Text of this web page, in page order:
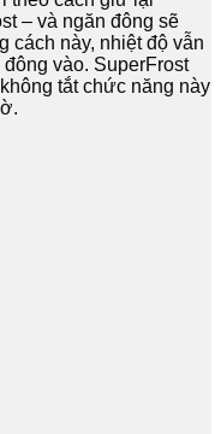
– và ngăn đông sẽ
cách này, nhiệt độ vẫn
vào. SuperFrost
tắt chức năng này